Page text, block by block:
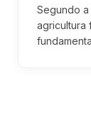
Segundo a
agricultura